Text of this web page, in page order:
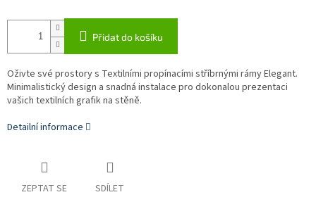
Přidat do košíku
Oživte své prostory s Textilními propínacími stříbrnými rámy Elegant.
Minimalistický design a snadná instalace pro dokonalou prezentaci
vašich textilních grafik na stěně.
Detailní informace
ZEPTAT SE SDÍLET